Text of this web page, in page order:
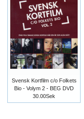
Svensk Kortfilm c/o Folkets
Bio - Volym 2 - BEG DVD
30.00Sek